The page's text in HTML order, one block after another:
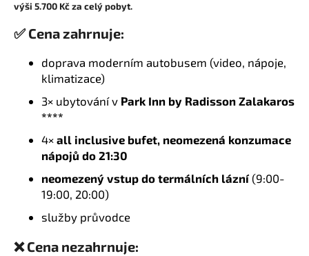
výši 5.700 Kč za celý pobyt.
✅ Cena zahrnuje:
doprava moderním autobusem (video, nápoje,
klimatizace)
3× ubytování v Park Inn by Radisson Zalakaros
****
4× all inclusive bufet, neomezená konzumace
nápojů do 21:30
neomezený vstup do termálních lázní(9:00-
19:00, 20:00)
služby průvodce
❌ Cena nezahrnuje: